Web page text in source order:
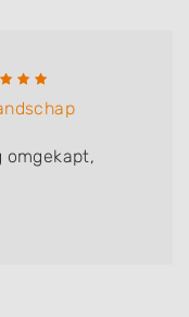
omgekapt,